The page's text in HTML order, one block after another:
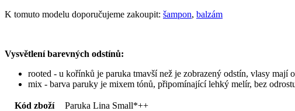
K tomuto modelu doporučujeme zakoupit: šampon, balzám
Vysvětlení barevných odstínů:
rooted - u kořínků je paruka tmavší než je zobrazený odstín, vlasy mají
mix - barva paruky je mixem tónů, připomínající lehký melír, bez
Kód zboží
Paruka Lina Small*++